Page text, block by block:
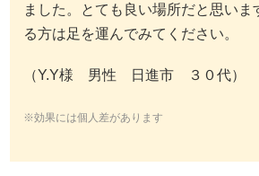
ました。とても良い場所だと思いま
る方は足を運んでみてください。
（Y.Y様 男性 日進市 ３０代）
※効果には個人差があります